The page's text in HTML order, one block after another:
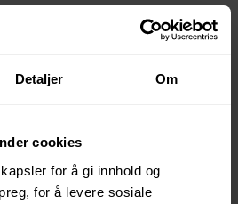
Detaljer Om
cookies
for å gi innhold og
for å levere sosiale